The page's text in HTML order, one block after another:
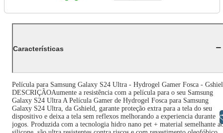
Características
Película para Samsung Galaxy S24 Ultra - Hydrogel Gamer Fosca -
DESCRIÇÃOAumente a resistência com a película para o seu Samsung
Galaxy S24 Ultra A Película Gamer de Hydrogel Fosca para Samsung
Galaxy S24 Ultra, da Gshield, garante proteção extra para a tela do seu
dispositivo e deixa a tela sem reflexos melhorando a experiencia durante
jogos. Produzida com a tecnologia hidro nano pet + material semelhante
Libras